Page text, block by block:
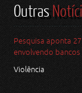
Outras
Pesquisa aponta
envolvendo bancos
Violência